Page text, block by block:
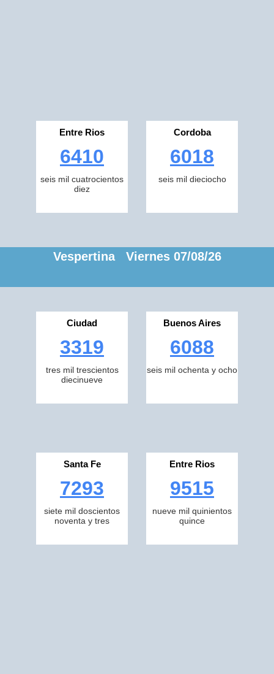
Entre Rios
6410
seis mil cuatrocientos
diez
Cordoba
6018
seis mil dieciocho
Vespertina Viernes 07/08/26
Ciudad
3319
tres mil trescientos
diecinueve
Buenos Aires
6088
seis mil ochenta y ocho
Santa Fe
7293
siete mil doscientos
noventa y tres
Entre Rios
9515
nueve mil quinientos
quince